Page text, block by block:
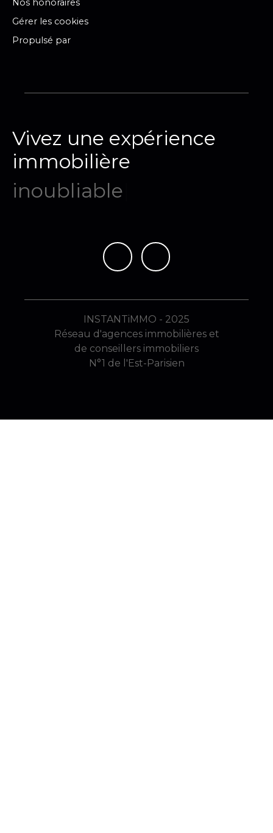
Nos honoraires
Gérer les cookies
Propulsé par
Vivez une expérience
immobilière
mémora|
INSTANTiMMO - 2025
Réseau d'agences immobilières et
de conseillers immobiliers
N°1 de l'Est-Parisien